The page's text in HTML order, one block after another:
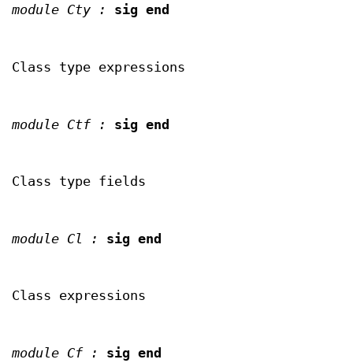
module Cty : sig end
Class type expressions
module Ctf : sig end
Class type fields
module Cl : sig end
Class expressions
module Cf : sig end